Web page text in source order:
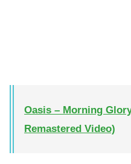
Oasis – Morning
Remastered Video)